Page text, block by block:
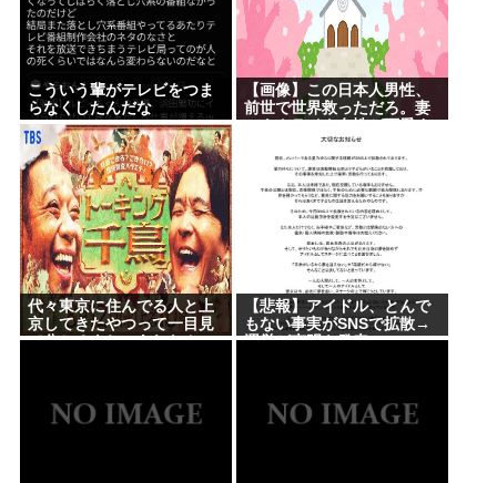
こういう輩がテレビをつま
らなくしたんだな
【画像】この日本人男性、
前世で世界救っただろ。妻
代々東京に住んでる人と上
京してきたやつって一目見
て分かるよね。あれなん
【悲報】アイドル、とんで
もない事実がSNSで拡散→
運営が声明を発表www